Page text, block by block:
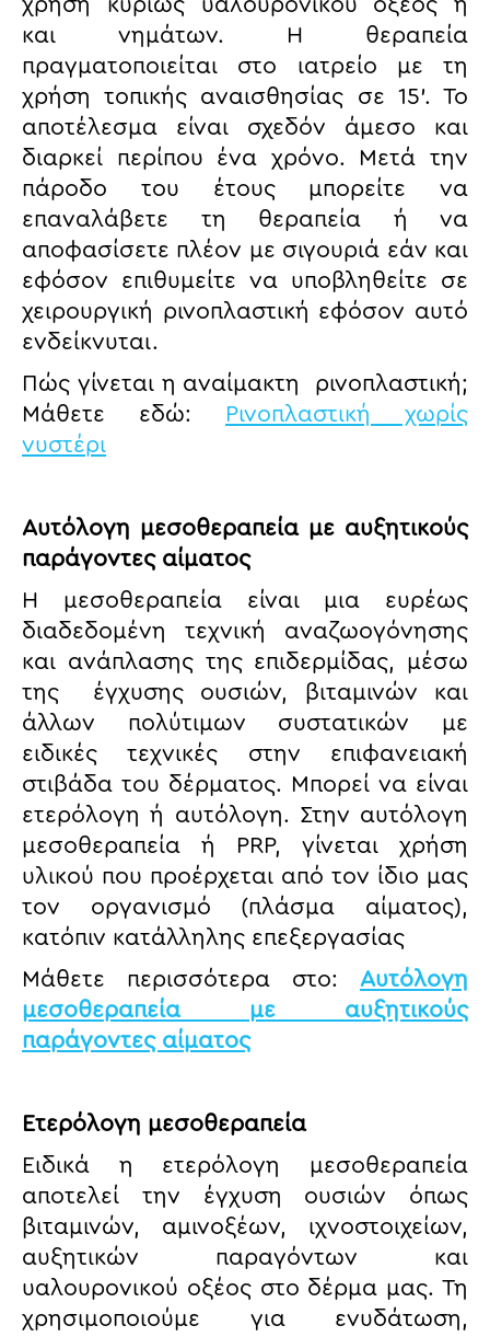
χρήση κυρίως υαλουρονικού οξέος ή
και νημάτων. Η θεραπεία
πραγματοποιείται στο ιατρείο με τη
χρήση τοπικής αναισθησίας σε 15’. Το
αποτέλεσμα είναι σχεδόν άμεσο και
διαρκεί περίπου ένα χρόνο. Μετά την
πάροδο του έτους μπορείτε να
επαναλάβετε τη θεραπεία ή να
αποφασίσετε πλέον με σιγουριά εάν και
εφόσον επιθυμείτε να υποβληθείτε σε
χειρουργική ρινοπλαστική εφόσον αυτό
ενδείκνυται.
Πώς γίνεται η αναίμακτη ρινοπλαστική;
Μάθετε εδώ: Ρινοπλαστική χωρίς
νυστέρι
Αυτόλογη μεσοθεραπεία με αυξητικούς
παράγοντες αίματος
Η μεσοθεραπεία είναι μια ευρέως
διαδεδομένη τεχνική αναζωογόνησης
και ανάπλασης της επιδερμίδας, μέσω
της έγχυσης ουσιών, βιταμινών και
άλλων πολύτιμων συστατικών με
ειδικές τεχνικές στην επιφανειακή
στιβάδα του δέρματος. Μπορεί να είναι
ετερόλογη ή αυτόλογη. Στην αυτόλογη
μεσοθεραπεία ή PRP, γίνεται χρήση
υλικού που προέρχεται από τον ίδιο μας
τον οργανισμό (πλάσμα αίματος),
κατόπιν κατάλληλης επεξεργασίας
Μάθετε περισσότερα στο: Αυτόλογη
μεσοθεραπεία με αυξητικούς
παράγοντες αίματος
Ετερόλογη μεσοθεραπεία
Ειδικά η ετερόλογη μεσοθεραπεία
αποτελεί την έγχυση ουσιών όπως
βιταμινών, αμινοξέων, ιχνοστοιχείων,
αυξητικών παραγόντων και
υαλουρονικού οξέος στο δέρμα μας. Τη
χρησιμοποιούμε για ενυδάτωση,